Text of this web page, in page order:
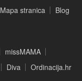
Mapa stranica Blog
missMAMA
Diva Ordinacija.hr